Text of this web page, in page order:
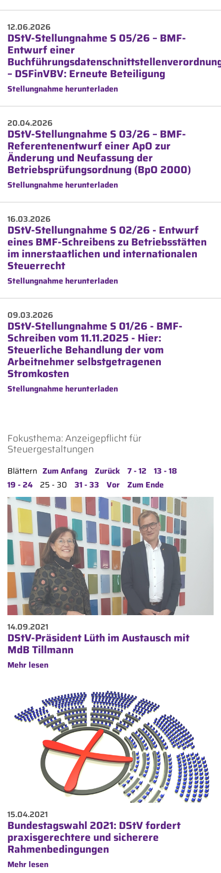
12.06.2026
DStV-Stellungnahme S 05/26 – BMF-
Entwurf einer
– DSFinVBV: Erneute Beteiligung
Stellungnahme herunterladen
20.04.2026
DStV-Stellungnahme S 03/26 – BMF-
Referentenentwurf einer ApO zur
Änderung und Neufassung der
Betriebsprüfungsordnung (BpO 2000)
Stellungnahme herunterladen
16.03.2026
DStV-Stellungnahme S 02/26 - Entwurf
eines BMF-Schreibens zu Betriebsstätten
im innerstaatlichen und internationalen
Steuerrecht
Stellungnahme herunterladen
09.03.2026
DStV-Stellungnahme S 01/26 - BMF-
Schreiben vom 11.11.2025 - Hier:
Steuerliche Behandlung der vom
Arbeitnehmer selbstgetragenen
Stromkosten
Stellungnahme herunterladen
Fokusthema: Anzeigepflicht für
Steuergestaltungen
Blättern Zum Anfang Zurück 7 - 12
13 - 18
19 - 24
25 - 30 31 - 33 Vor Zum Ende
14.09.2021
DStV-Präsident Lüth im Austausch mit
MdB Tillmann
Mehr lesen
15.04.2021
Bundestagswahl 2021: DStV fordert
praxisgerechtere und sicherere
Rahmenbedingungen
Mehr lesen